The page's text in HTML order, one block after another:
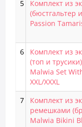
5
Комплект из
(бюстгальтер
Passion
6
Комплект из
(топ и
Malwia Set
XXL/XXXL
7
Комплект из
ремешками
Malwia Bikini